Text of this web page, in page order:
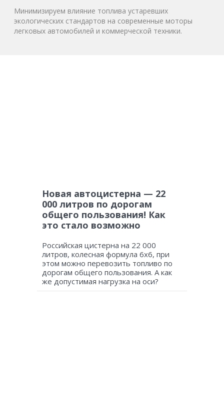
Минимизируем влияние топлива устаревших
экологических стандартов на современные моторы
легковых автомобилей и коммерческой техники.
Новая автоцистерна — 22
000 литров по дорогам
общего пользования! Как
это стало возможно
Российская цистерна на 22 000
литров, колесная формула 6х6, при
этом можно перевозить топливо по
дорогам общего пользования. А как
же допустимая нагрузка на оси?